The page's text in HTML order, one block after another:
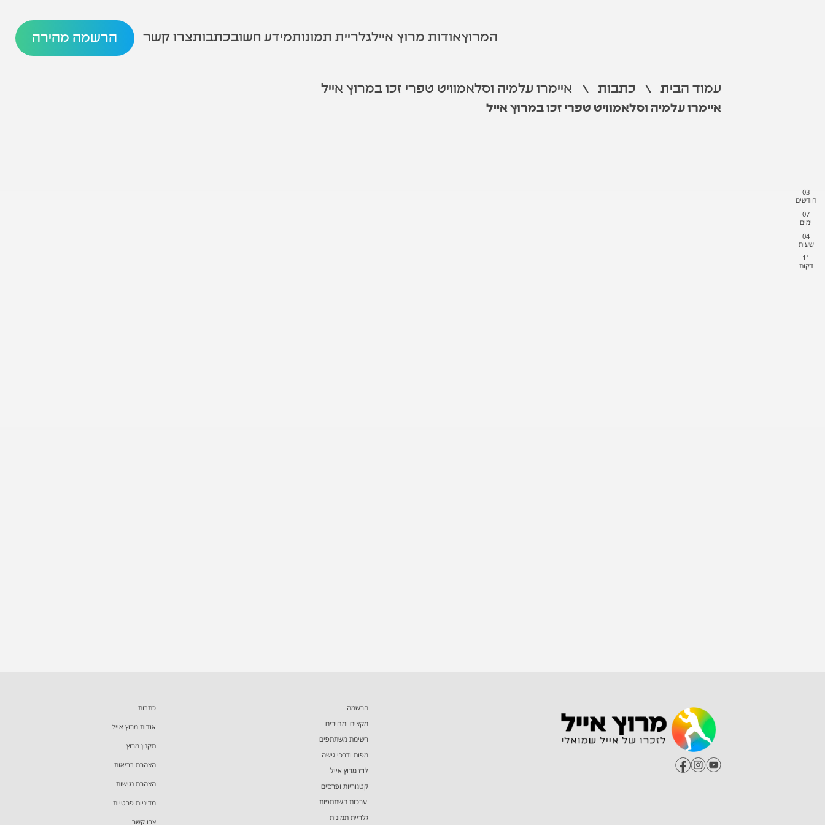
הרשמה מהירה המרוץאודות מרוץ איילגלריית תמונותמידע חשובכתבותצרו קשר
עמוד הבית \ כתבות \ איימרו עלמיה וסלאמוויט טפרי זכו במרוץ אייל
איימרו עלמיה וסלאמוויט טפרי זכו במרוץ אייל
כתבות
אודות מרוץ אייל
תקנון מרוץ
הצהרת בריאות
הצהרת נגישות
מדיניות פרטיות
צרו קשר
הרשמה
מקצים ומחירים
רשימת משתתפים
מפות ודרכי גישה
לו״ז מרוץ אייל
קטגוריות ופרסים
ערכות השתתפות
גלריית תמונות
03
חודשים
07
ימים
04
שעות
11
דקות